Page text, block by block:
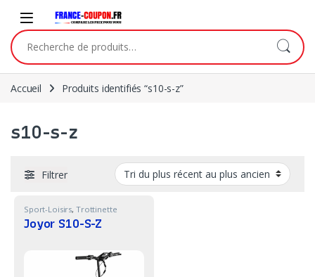
Recherche pour :
Accueil Produits identifiés “s10-s-z”
s10-s-z
Filtrer
Sport-Loisirs, Trottinette
Joyor S10-S-Z